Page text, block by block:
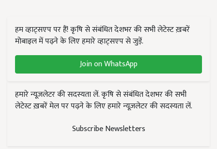
हम व्हाट्सएप पर हैं! कृषि से संबंधित देशभर की सभी लेटेस्ट ख़बरें
मोबाइल में पढ़ने के लिए हमारे व्हाट्सएप से जुड़ें.
Join on WhatsApp
हमारे न्यूज़लेटर की सदस्यता लें. कृषि से संबंधित देशभर की सभी
लेटेस्ट ख़बरें मेल पर पढ़ने के लिए हमारे न्यूज़लेटर की सदस्यता लें.
Subscribe Newsletters